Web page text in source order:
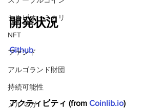
シルビオ・ミカリ
NFT
ファンド
アルゴランド財団
持続可能性
メルマガ
開発状況
Github
アクティビティ (from Coinlib.io)